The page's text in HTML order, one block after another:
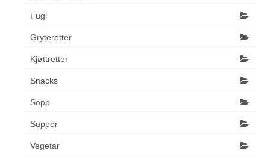
Fugl
Gryteretter
Kjøttretter
Snacks
Sopp
Supper
Vegetar